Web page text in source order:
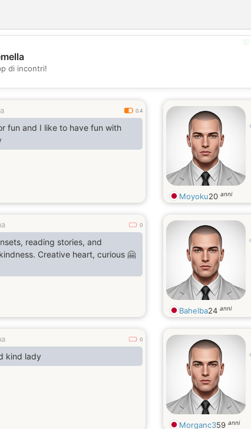
💕
di incontri!
0.4
fun and I like to have fun with
Moyoku20 anni
0
reading stories, and
Creative heart, curious 🤗
Bahelba24 anni
0
kind lady
Morganc359 anni